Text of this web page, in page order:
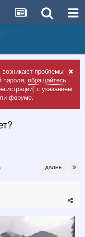
проблемы
пароля, обращайтесь
с указанием
форуме.
ДАЛЕЕ